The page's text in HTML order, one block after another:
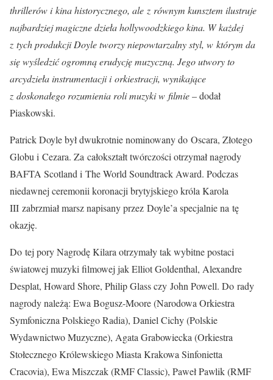
thrillerów i kina historycznego, ale z równym kunsztem ilustruje
najbardziej magiczne dzieła hollywoodzkiego kina. W każdej
z tych produkcji Doyle tworzy niepowtarzalny styl, w którym da
się wyśledzić ogromną erudycję muzyczną. Jego utwory to
arcydzieła instrumentacji i orkiestracji, wynikające
z doskonałego rozumienia roli muzyki w filmie– dodał
Piaskowski.
Patrick Doyle był dwukrotnie nominowany do Oscara, Złotego
Globu i Cezara. Za całokształt twórczości otrzymał nagrody
BAFTA Scotland i The World Soundtrack Award. Podczas
niedawnej ceremonii koronacji brytyjskiego króla Karola
III zabrzmiał marsz napisany przez Doyle’a specjalnie na tę
okazję.
Do tej pory Nagrodę Kilara otrzymały tak wybitne postaci
światowej muzyki filmowej jak Elliot Goldenthal, Alexandre
Desplat, Howard Shore, Philip Glass czy John Powell. Do rady
nagrody należą: Ewa Bogusz-Moore (Narodowa Orkiestra
Symfoniczna Polskiego Radia), Daniel Cichy (Polskie
Wydawnictwo Muzyczne), Agata Grabowiecka (Orkiestra
Stołecznego Królewskiego Miasta Krakowa Sinfonietta
Cracovia), Ewa Miszczak (RMF Classic), Paweł Pawlik (RMF